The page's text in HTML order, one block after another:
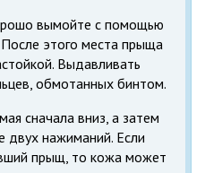
вымойте с помощью
этого места прыща
Выдавливать
обмотанных бинтом.
сначала вниз, а затем
двух нажиманий. Если
прыщ, то кожа может